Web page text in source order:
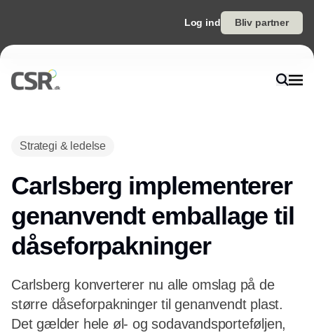
Log ind Bliv partner
Strategi & ledelse
Carlsberg implementerer
genanvendt emballage til
dåseforpakninger
Carlsberg konverterer nu alle omslag på de
større dåseforpakninger til genanvendt plast.
Det gælder hele øl- og sodavandsporteføljen,